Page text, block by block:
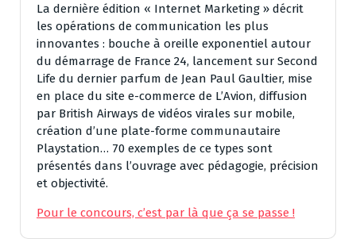
La dernière édition « Internet Marketing » décrit
les opérations de communication les plus
innovantes : bouche à oreille exponentiel autour
du démarrage de France 24, lancement sur Second
Life du dernier parfum de Jean Paul Gaultier, mise
en place du site e-commerce de L’Avion, diffusion
par British Airways de vidéos virales sur mobile,
création d’une plate-forme communautaire
Playstation… 70 exemples de ce types sont
présentés dans l’ouvrage avec pédagogie, précision
et objectivité.
Pour le concours, c’est par là que ça se passe !